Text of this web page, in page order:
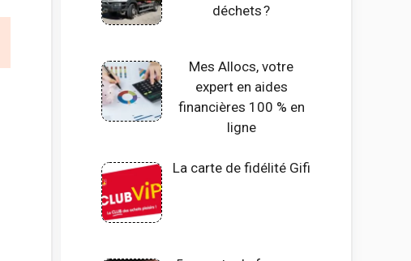
déchets ?
Mes Allocs, votre
expert en aides
financières 100 % en
ligne
La carte de fidélité Gifi